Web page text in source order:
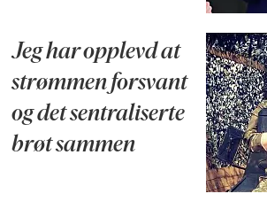
Jeg har opplevd at
strømmen forsvant
og det sentraliserte
brøt sammen